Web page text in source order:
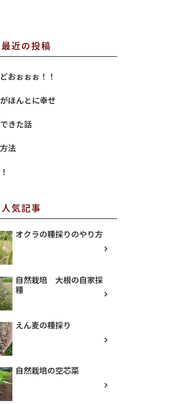
最近の投稿
おぉぉぉ！！
ほんとに幸せ
きた話
法
人気記事
オクラの種採りのやり方
自然栽培 大根の自家採
種
えん麦の種採り
自然栽培の空芯菜